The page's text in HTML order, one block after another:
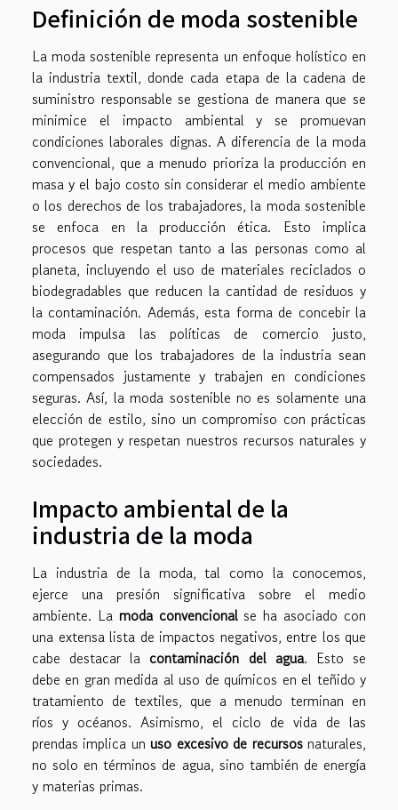
Definición de moda sostenible
La moda sostenible representa un enfoque holístico en
la industria textil, donde cada etapa de la cadena de
suministro responsable se gestiona de manera que se
minimice el impacto ambiental y se promuevan
condiciones laborales dignas. A diferencia de la moda
convencional, que a menudo prioriza la producción en
masa y el bajo costo sin considerar el medio ambiente
o los derechos de los trabajadores, la moda sostenible
se enfoca en la producción ética. Esto implica
procesos que respetan tanto a las personas como al
planeta, incluyendo el uso de materiales reciclados o
biodegradables que reducen la cantidad de residuos y
la contaminación. Además, esta forma de concebir la
moda impulsa las políticas de comercio justo,
asegurando que los trabajadores de la industria sean
compensados justamente y trabajen en condiciones
seguras. Así, la moda sostenible no es solamente una
elección de estilo, sino un compromiso con prácticas
que protegen y respetan nuestros recursos naturales y
sociedades.
Impacto ambiental de la
industria de la moda
La industria de la moda, tal como la conocemos,
ejerce una presión significativa sobre el medio
ambiente. La moda convencionalse ha asociado con
una extensa lista de impactos negativos, entre los que
cabe destacar la contaminación del agua. Esto se
debe en gran medida al uso de químicos en el teñido y
tratamiento de textiles, que a menudo terminan en
ríos y océanos. Asimismo, el ciclo de vida de las
prendas implica unuso excesivo de recursosnaturales,
no solo en términos de agua, sino también de energía
y materias primas.